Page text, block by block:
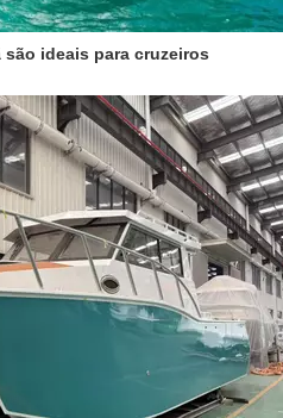
ideais para cruzeiros